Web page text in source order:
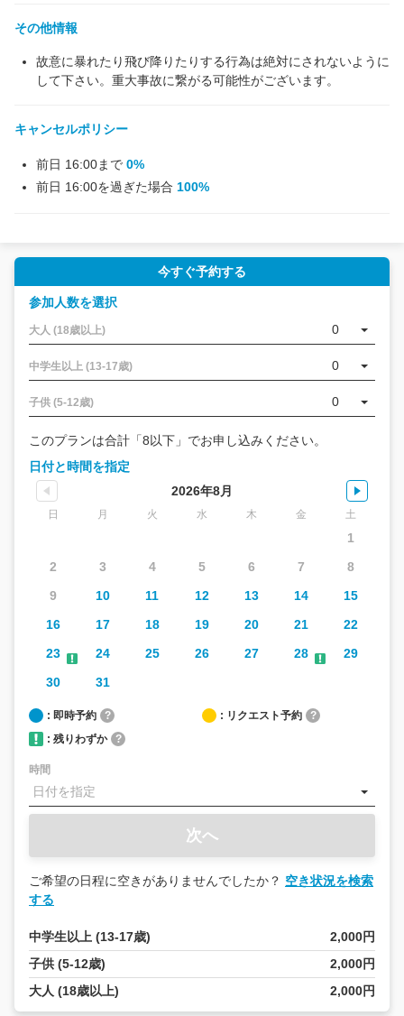
その他情報
故意に暴れたり飛び降りたりする行為は絶対にされないように
して下さい。重大事故に繋がる可能性がございます。
キャンセルポリシー
前日 16:00まで 0%
前日 16:00を過ぎた場合 100%
今すぐ予約する
参加人数を選択
大人 (18歳以上) 0
中学生以上 (13-17歳) 0
子供 (5-12歳) 0
このプランは合計「8以下」でお申し込みください。
日付と時間を指定
2026年8月
日 月 火 水 木 金 土
1
2
3 4 5 6 7
8
9
10 11 12 13 14
15
16
17 18 19 20 21
22
23
24 25 26 27 28
29
30
31
: 即時予約 ? : リクエスト予約
?
: 残りわずか
?
時間
次へ
ご希望の日程に空きがありませんでしたか？ 空き状況を検索
する
中学生以上 (13-17歳)
2,000円
子供 (5-12歳)
2,000円
大人 (18歳以上)
2,000円